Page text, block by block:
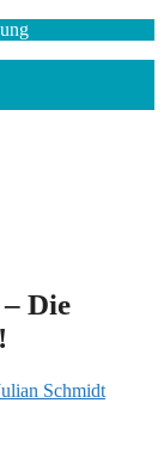
Die
Schmidt